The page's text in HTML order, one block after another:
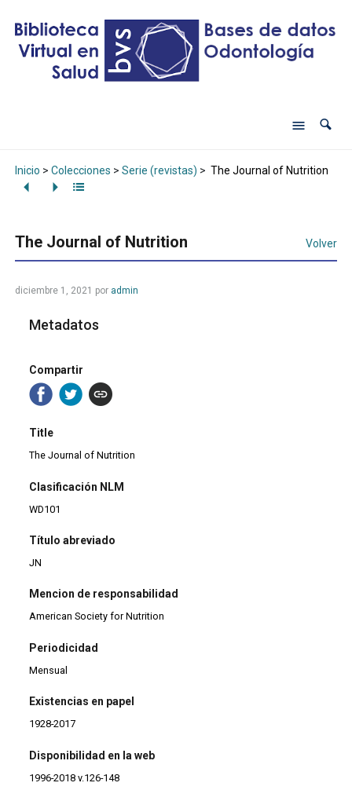
Inicio > Colecciones > Serie (revistas) > The Journal of Nutrition
The Journal of Nutrition Volver
diciembre 1, 2021 por admin
Metadatos
Compartir
Title
The Journal of Nutrition
Clasificación NLM
WD101
Título abreviado
JN
Mencion de responsabilidad
American Society for Nutrition
Periodicidad
Mensual
Existencias en papel
1928-2017
Disponibilidad en la web
1996-2018 v.126-148